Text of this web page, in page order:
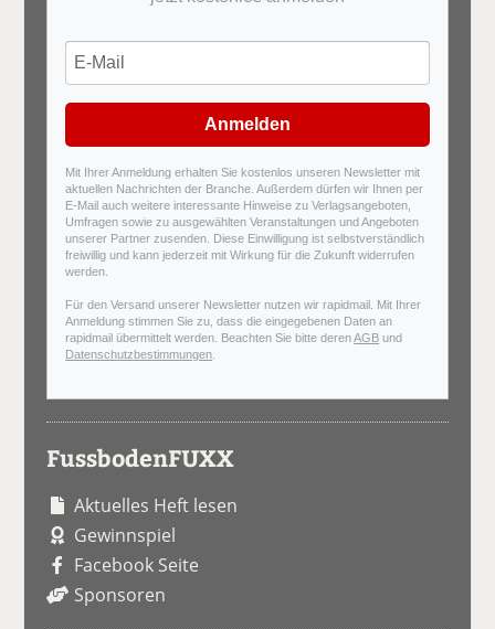
Anmelden
Mit Ihrer Anmeldung erhalten Sie kostenlos unseren Newsletter mit
aktuellen Nachrichten der Branche. Außerdem dürfen wir Ihnen per
E-Mail auch weitere interessante Hinweise zu Verlagsangeboten,
Umfragen sowie zu ausgewählten Veranstaltungen und Angeboten
unserer Partner zusenden. Diese Einwilligung ist selbstverständlich
freiwillig und kann jederzeit mit Wirkung für die Zukunft widerrufen
werden.
Für den Versand unserer Newsletter nutzen wir rapidmail. Mit Ihrer
Anmeldung stimmen Sie zu, dass die eingegebenen Daten an
rapidmail übermittelt werden. Beachten Sie bitte derenAGB und
Datenschutzbestimmungen
FussbodenFUXX
Aktuelles Heft lesen
Gewinnspiel
Facebook Seite
Sponsoren